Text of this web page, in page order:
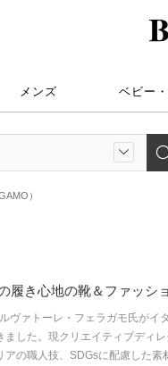
メンズ ベビー
）
履き心地の靴＆ファッシ
ヴァトーレ・フェラガモ氏が
した。現クリエイティブディ
の職人技、SDGsに配慮した素